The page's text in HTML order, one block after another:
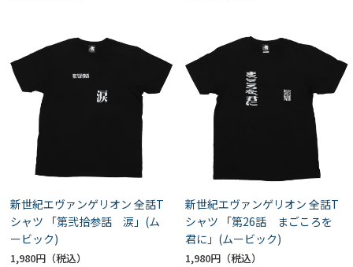
新世紀エヴァンゲリオン 全話T
シャツ 「第弐拾参話 涙」(ム
ービック)
1,980円
新世紀エヴァンゲリオン 全話T
シャツ 「第26話 まごころを
君に」(ムービック)
1,980円